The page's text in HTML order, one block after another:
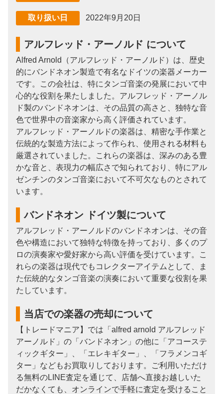
取り扱い日 2022年9月20日
アルフレッド・アーノルド について
Alfred Arnold（アルフレッド・アーノルド）は、歴史
的にバンドネオン製造で有名なドイツの楽器メーカー
です。この会社は、特にタンゴ音楽の発展において中
心的な役割を果たしました。アルフレッド・アーノル
ド製のバンドネオンは、その品質の高さと、独特な音
色で世界中の音楽家から高く評価されています。
アルフレッド・アーノルドの楽器は、精密な手作業と
伝統的な製造方法によって作られ、使用される材料も
厳選されていました。これらの楽器は、深みのある豊
かな音と、表現力の幅広さで知られており、特にアル
ゼンチンのタンゴ音楽において不可欠なものとされて
います。
バンドネオン ドイツ製について
アルフレッド・アーノルドのバンドネオンは、その音
色や構造において独特な特徴を持っており、多くのプ
ロの演奏家や愛好家から高い評価を受けています。こ
れらの楽器は現代でもコレクターアイテムとして、ま
た伝統的なタンゴ音楽の演奏において重要な役割を果
たしています。
当店での楽器の売却について
【トレードマニア】では「alfred arnold アルフレッド
アーノルド」の「バンドネオン」の他に「アコーステ
ィックギター」、「エレキギター」、「フラメンコギ
ター」などもお買取りしております。ご利用いただけ
る無料のLINE査定を通じて、店舗へ直接お越しいた
だかなくても、オンラインで手軽に査定を受けること